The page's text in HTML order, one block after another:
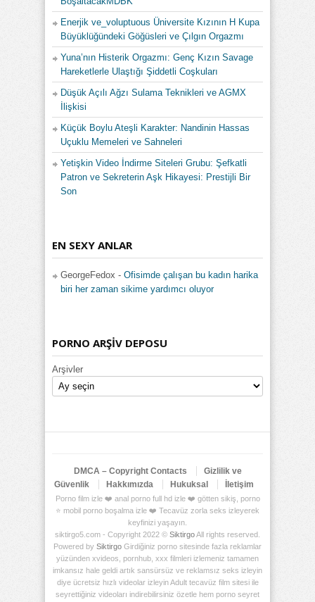
Enerjik ve_voluptuous Üniversite Kızının H Kupa
Büyüklüğündeki Göğüsleri ve Çılgın Orgazmı
Yuna’nın Histerik Orgazmı: Genç Kızın Savage
Hareketlerle Ulaştığı Şiddetli Coşkuları
Düşük Açılı Ağzı Sulama Teknikleri ve AGMX
İlişkisi
Küçük Boylu Ateşli Karakter: Nandinin Hassas
Uçuklu Memeleri ve Sahneleri
Yetişkin Video İndirme Siteleri Grubu: Şefkatli
Patron ve Sekreterin Aşk Hikayesi: Prestijli Bir
Son
EN SEXY ANLAR
GeorgeFedox - Ofisimde çalışan bu kadın harika
biri her zaman sikime yardımcı oluyor
PORNO ARŞİV DEPOSU
Arşivler
DMCA – Copyright Contacts
Gizlilik ve
Güvenlik
Hakkımızda Hukuksal İletişim
Porno film izle ❤️ anal porno full hd izle ❤️ götten sikiş, porno
⭐ mobil porno boşalma izle ❤️ Tecavüz zorla seks izleyerek
keyfinizi yaşayın.
siktirgo5.com - Copyright 2022 © SiktirgoAll rights reserved.
Powered by Siktirgo Girdiğiniz porno sitesinde fazla reklamlar
yüzünden xvideos, pornhub, xxx filmleri izlemeniz tamamen
imkansız hale geldi artık sansürsüz ve reklamsız seks izleyin
diye ücretsiz hızlı videolar izleyin Adult tecavüz film sitesi ile
seyrettiğiniz videoları indirebilirsiniz özetle hem porno seyret